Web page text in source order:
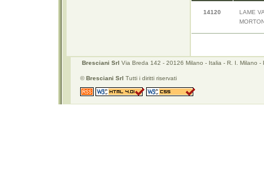
14120
LAME
Bresciani Srl Via Breda 142 - 20126 Milano - Italia - R. I. Milano
©Bresciani Srl Tutti i diritti riservati